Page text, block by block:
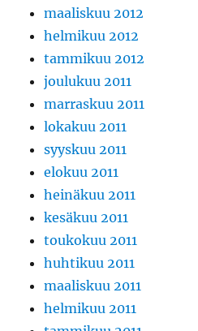
maaliskuu 2012
helmikuu 2012
tammikuu 2012
joulukuu 2011
marraskuu 2011
lokakuu 2011
syyskuu 2011
elokuu 2011
heinäkuu 2011
kesäkuu 2011
toukokuu 2011
huhtikuu 2011
maaliskuu 2011
helmikuu 2011